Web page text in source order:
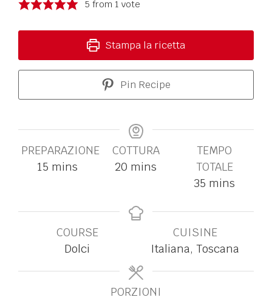
5 from 1 vote
Stampa la ricetta
Pin Recipe
PREPARAZIONE
15 mins
COTTURA
20 mins
TEMPO
TOTALE
35 mins
COURSE
Dolci
CUISINE
Italiana, Toscana
PORZIONI